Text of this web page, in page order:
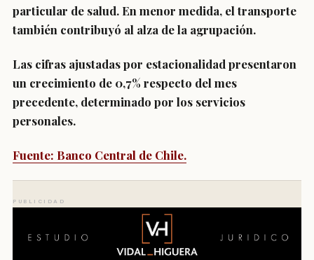
particular de salud. En menor medida, el transporte
también contribuyó al alza de la agrupación.
Las cifras ajustadas por estacionalidad presentaron
un crecimiento de 0,7% respecto del mes
precedente, determinado por los servicios
personales.
Fuente: Banco Central de Chile.
PUBLICIDAD